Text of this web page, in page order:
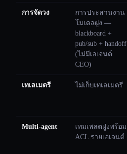
การจัดวง
การประสานงาน
โมเดลฝูง —
blackboard +
pub/sub + handoff
(ไม่มีเอเจนต์
CEO)
เทเลเมตรี ไม่เก็บเทเลเมตรี
Multi-agent
เทมเพลตฝูงพร้อม
ACL รายเอเจนต์